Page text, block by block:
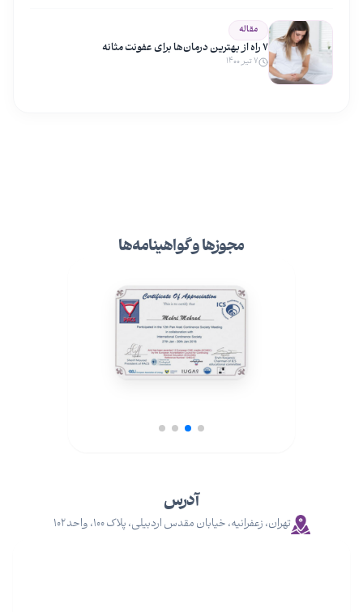
مقاله
۷ راه از بهترین درمان‌ها برای عفونت مثانه
۷ تیر ۱۴۰۰
آدرس
تهران، زعفرانیه، خیابان مقدس اردبیلی، پلاک ۱۰۰، واحد ۱۰۲
مجوزها و گواهینامه‌ها